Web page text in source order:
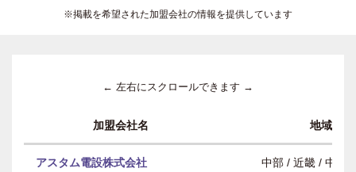
※掲載を希望された加盟会社の情報を提供しています
← 左右にスクロールできます →
加盟会社名 地域
アスタム電設株式会社 中部 / 近畿 / 中国